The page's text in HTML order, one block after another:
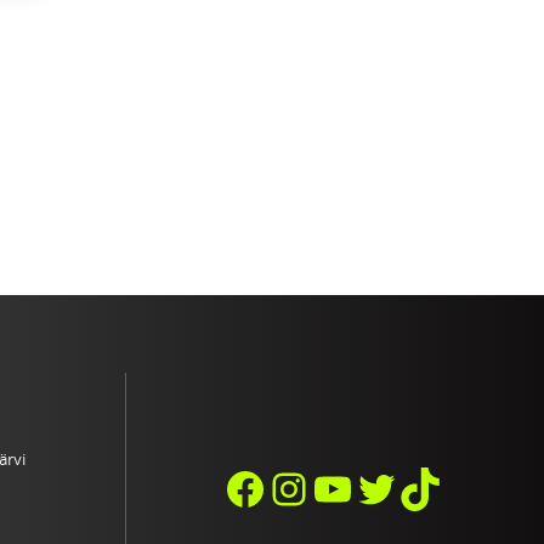
FACEBOOK
INSTAGRAM
YOUTUBE
TWITTER